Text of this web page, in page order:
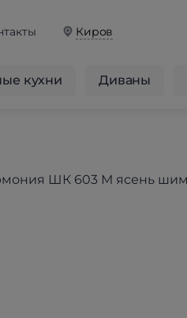
Киров
кухни Диваны